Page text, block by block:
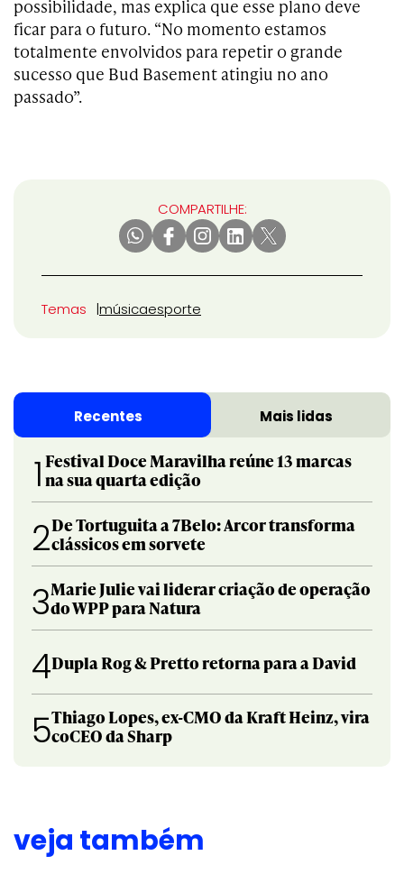
possibilidade, mas explica que esse plano deve
ficar para o futuro. “No momento estamos
totalmente envolvidos para repetir o grande
sucesso que Bud Basement atingiu no ano
passado”.
COMPARTILHE:
Temas músicaesporte
Recentes Mais lidas
1 Festival Doce Maravilha reúne 13 marcas
na sua quarta edição
2De Tortuguita a 7Belo: Arcor transforma
clássicos em sorvete
3Marie Julie vai liderar criação de operação
do WPP para Natura
4Dupla Rog & Pretto retorna para a David
5Thiago Lopes, ex-CMO da Kraft Heinz, vira
coCEO da Sharp
veja também